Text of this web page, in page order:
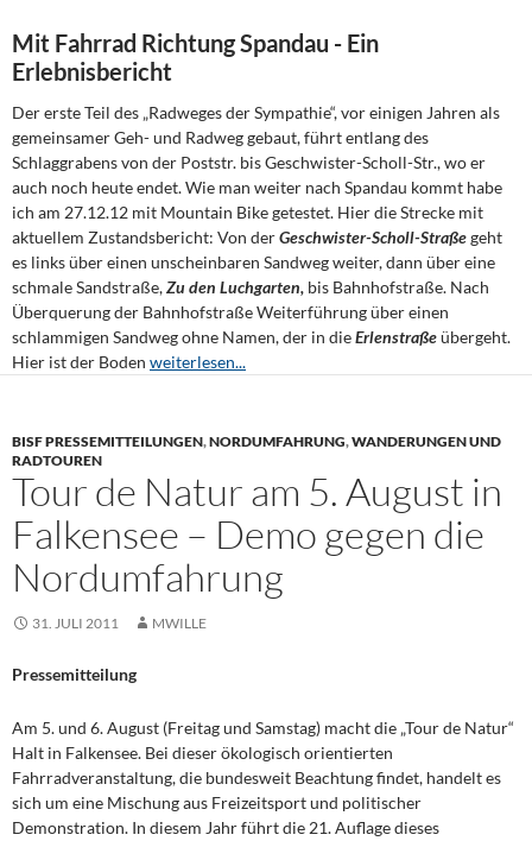
Mit Fahrrad Richtung Spandau - Ein
Erlebnisbericht
Der erste Teil des „Radweges der Sympathie“, vor einigen Jahren als
gemeinsamer Geh- und Radweg gebaut, führt entlang des
Schlaggrabens von der Poststr. bis Geschwister-Scholl-Str., wo er
auch noch heute endet. Wie man weiter nach Spandau kommt habe
ich am 27.12.12 mit Mountain Bike getestet. Hier die Strecke mit
aktuellem Zustandsbericht: Von derGeschwister-Scholl-Straßegeht
es links über einen unscheinbaren Sandweg weiter, dann über eine
schmale Sandstraße,Zu den Luchgarten, bis Bahnhofstraße. Nach
Überquerung der Bahnhofstraße Weiterführung über einen
schlammigen Sandweg ohne Namen, der in dieErlenstraßeübergeht.
Hier ist der Boden weiterlesen...
BISF PRESSEMITTEILUNGEN,NORDUMFAHRUNG,WANDERUNGEN UND
RADTOUREN
Tour de Natur am 5. August in
Falkensee – Demo gegen die
Nordumfahrung
31. JULI 2011 MWILLE
Pressemitteilung
Am 5. und 6. August (Freitag und Samstag) macht die „Tour de Natur“
Halt in Falkensee. Bei dieser ökologisch orientierten
Fahrradveranstaltung, die bundesweit Beachtung findet, handelt es
sich um eine Mischung aus Freizeitsport und politischer
Demonstration. In diesem Jahr führt die 21. Auflage dieses